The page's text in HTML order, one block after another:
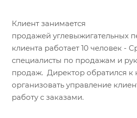
Клиент занимается
продажей углевыжигательных
клиента работает 10 человек -
специалисты по продажам и
продаж. Директор обратился к
организовать управление
работу с заказами.